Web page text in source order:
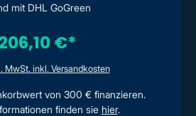
mit DHL GoGreen
€*
MwSt. inkl. Versandkosten
von 300 € finanzieren.
finden sie hier.